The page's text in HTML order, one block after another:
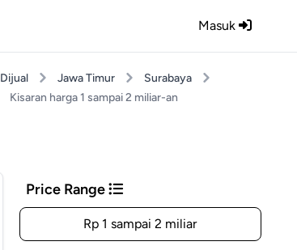
Masuk
Dijual Jawa Timur
Surabaya
Kisaran harga 1 sampai 2 miliar-an
Price Range
Rp 1 sampai 2 miliar